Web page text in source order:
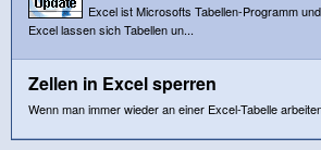
Excel ist Microsofts Tabellen-Programm
Excel lassen sich Tabellen un...
Zellen in Excel sperren
Wenn man immer wieder an einer Excel-Tabelle